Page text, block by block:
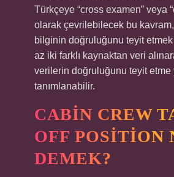
Türkçeye “cross examen” veya
olarak çevrilebilecek bu
bilginin doğruluğunu teyit etmek
az iki farklı kaynaktan veri
verilerin doğruluğunu teyit etme
tanımlanabilir.
CABIN CREW
OFF POSITION
DEMEK?